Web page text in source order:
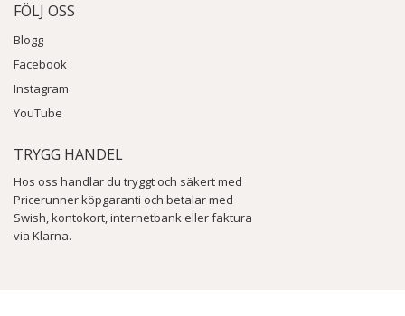
FÖLJ OSS
Blogg
Facebook
Instagram
YouTube
TRYGG HANDEL
Hos oss handlar du tryggt och säkert med
Pricerunner köpgaranti och betalar med
Swish, kontokort, internetbank eller faktura
via Klarna.